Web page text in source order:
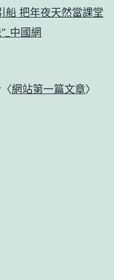
船 把年夜天然當課堂
中國網
網站第一篇文章〉